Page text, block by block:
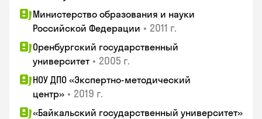
Министерство образования и науки
Российской Федерации • 2011 г.
Оренбургский государственный
университет • 2005 г.
НОУ ДПО «Экспертно-методический
центр» • 2019 г.
«Байкальский государственный университет»